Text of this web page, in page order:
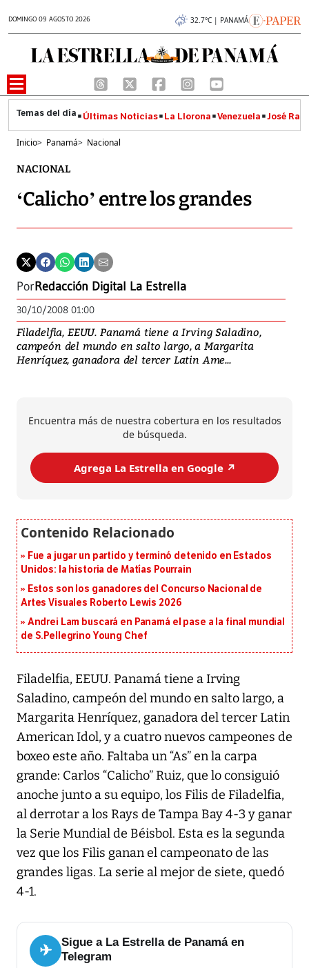
DOMINGO 09 AGOSTO 2026 32.7°C | PANAMÁ
Últimas Noticias La Llorona Venezuela José
Inicio> Panamá> Nacional
NACIONAL
‘Calicho’ entre los grandes
PorRedacción Digital La Estrella
30/10/2008 01:00
Filadelfia, EEUU. Panamá tiene a Irving Saladino,
campeón del mundo en salto largo, a Margarita
Henríquez, ganadora del tercer Latin Ame...
Encuentra más de nuestra cobertura en los resultados
de búsqueda.
Agrega La Estrella en Google ↗️
Fue a jugar un partido y terminó detenido en Estados
Unidos: la historia de Matías Pourrain
Estos son los ganadores del Concurso Nacional de
Artes Visuales Roberto Lewis 2026
Andrei Lam buscará en Panamá el pase a la final mundial
de S.Pellegrino Young Chef
Filadelfia, EEUU. Panamá tiene a Irving
Saladino, campeón del mundo en salto largo, a
Margarita Henríquez, ganadora del tercer Latin
American Idol, y a cuatro nuevos campeones de
boxeo este año. Faltaba un “As” en la carpa
grande: Carlos “Calicho” Ruiz, que lo consiguió
anoche junto a su equipo, los Filis de Filadelfia,
al derrotar a los Rays de Tampa Bay 4-3 y ganar
la Serie Mundial de Béisbol. Esta es la segunda
vez que los Filis ganan el campeonato de las
grandes ligas. La serie al mejor de siete, quedó
4-1.
✈
Sigue a La Estrella de Panamá en
Telegram